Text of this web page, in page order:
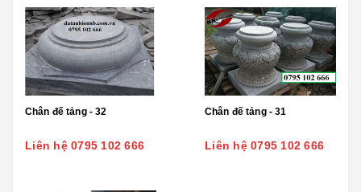
Chân đế tảng - 32
Liên hệ 0795 102 666
Chân đế tảng - 31
Liên hệ 0795 102 666